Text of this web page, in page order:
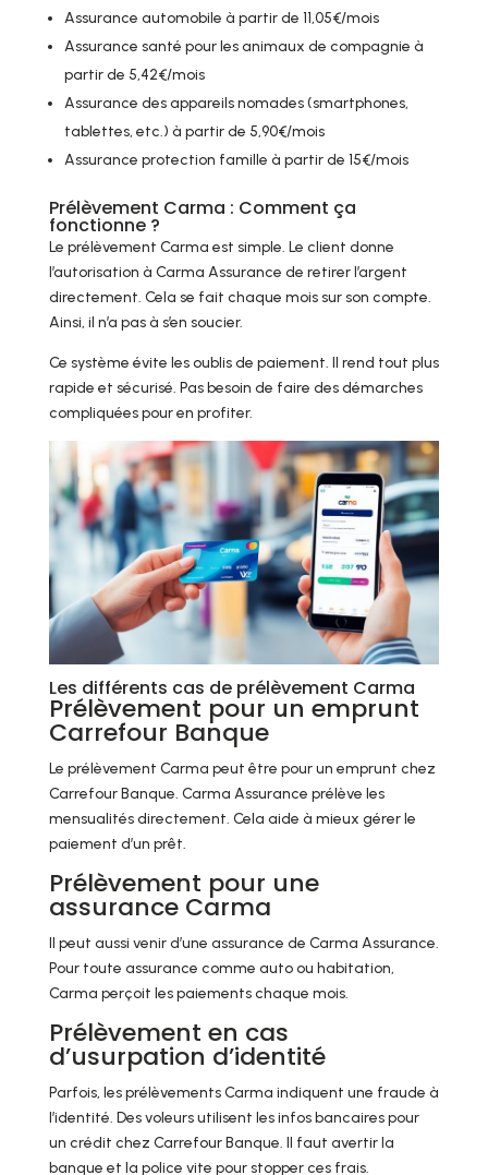
Assurance automobile à partir de 11,05€/mois
Assurance santé pour les animaux de compagnie à
partir de 5,42€/mois
Assurance des appareils nomades (smartphones,
tablettes, etc.) à partir de 5,90€/mois
Assurance protection famille à partir de 15€/mois
Prélèvement Carma : Comment ça
fonctionne ?
Le prélèvement Carma est simple. Le client donne
l’autorisation à Carma Assurance de retirer l’argent
directement. Cela se fait chaque mois sur son compte.
Ainsi, il n’a pas à s’en soucier.
Ce système évite les oublis de paiement. Il rend tout plus
rapide et sécurisé. Pas besoin de faire des démarches
compliquées pour en profiter.
Les différents cas de prélèvement Carma
Prélèvement pour un emprunt
Carrefour Banque
Le prélèvement Carma peut être pour un emprunt chez
Carrefour Banque. Carma Assurance prélève les
mensualités directement. Cela aide à mieux gérer le
paiement d’un prêt.
Prélèvement pour une
assurance Carma
Il peut aussi venir d’une assurance de Carma Assurance.
Pour toute assurance comme auto ou habitation,
Carma perçoit les paiements chaque mois.
Prélèvement en cas
d’usurpation d’identité
Parfois, les prélèvements Carma indiquent une fraude à
l’identité. Des voleurs utilisent les infos bancaires pour
un crédit chez Carrefour Banque. Il faut avertir la
banque et la police vite pour stopper ces frais.